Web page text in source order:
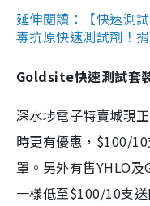
延伸閱讀：【快速測
毒抗原快速測試劑！
Goldsite快速測試套
深水埗電子特賣城現
時更有優惠，$100/
罩。另外有售YHLO
一樣低至$100/10支送